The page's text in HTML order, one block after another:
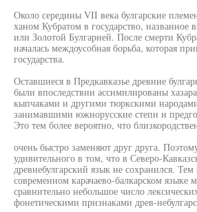
Около середины VII века булгарские
ханом Кубратом в государство, названное
или Золотой Булгарией. После смерти
началась междоусобная борьба, которая
государства.
Оставшиеся в Предкавказье древние
были впоследствии ассимилированы
кыпчаками и другими тюркскими
занимавшими южнорусские степи и
Это тем более вероятно, что
очень быстро заменяют друг друга.
удивительного в том, что в Северо-
древнебулгарский язык не сохранился.
современном карачаево-балкарском языке
сравнительно небольшое число
фонетическими признаками древ-